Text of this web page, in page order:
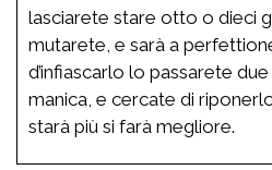
lasciarete stare otto o dieci
mutarete, e sarà a
d’infiascarlo lo passarete
manica, e cercate di
starà più si farà megliore.